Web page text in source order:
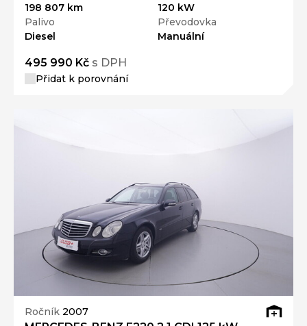
198 807 km
120 kW
Palivo
Diesel
Převodovka
Manuální
495 990 Kč s DPH
Přidat k porovnání
Ročník 2007